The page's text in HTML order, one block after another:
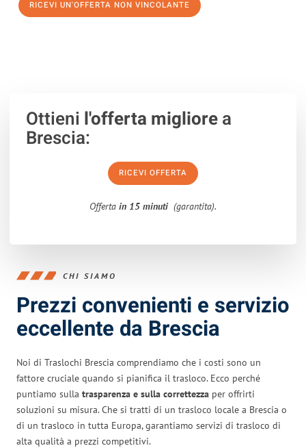
RICEVI UN'OFFERTA NON VINCOLANTE
Ottieni l'offerta migliorea
Brescia:
RICEVI OFFERTA
Offerta in 15 minuti (garantita).
CHI SIAMO
Prezzi convenienti e servizio
eccellente da Brescia
Noi di Traslochi Brescia comprendiamo che i costi sono un
fattore cruciale quando si pianifica il trasloco. Ecco perché
puntiamo sulla trasparenza e sulla correttezza per offrirti
soluzioni su misura. Che si tratti di un trasloco locale a Brescia o
di un trasloco in tutta Europa, garantiamo servizi di trasloco di
alta qualità a prezzi competitivi.